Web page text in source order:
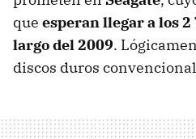
que esperan llegar a los
largo del 2009.
discos duros